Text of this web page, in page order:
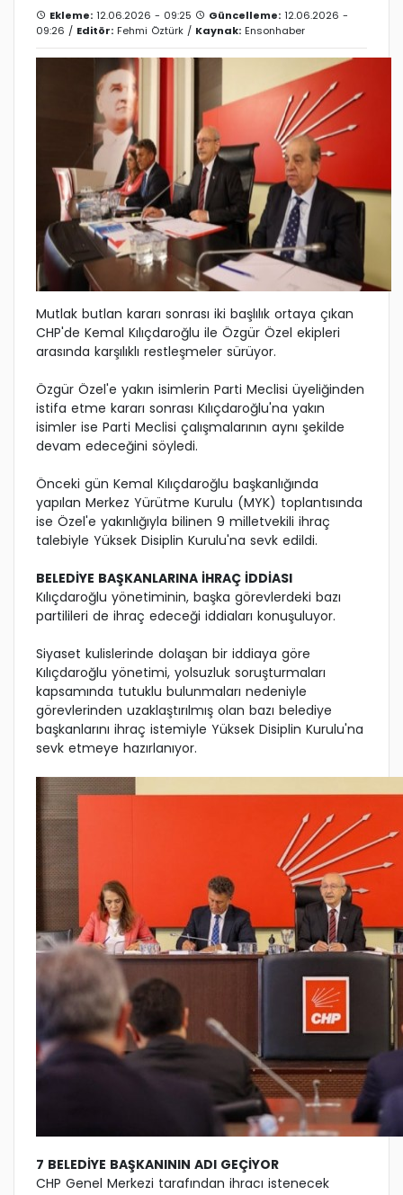
Ekleme: 12.06.2026 - 09:25 Güncelleme: 12.06.2026 -
09:26 / Editör: Fehmi Öztürk / Kaynak: Ensonhaber
Mutlak butlan kararı sonrası iki başlılık ortaya çıkan
CHP'de Kemal Kılıçdaroğlu ile Özgür Özel ekipleri
arasında karşılıklı restleşmeler sürüyor.
Özgür Özel'e yakın isimlerin Parti Meclisi üyeliğinden
istifa etme kararı sonrası Kılıçdaroğlu'na yakın
isimler ise Parti Meclisi çalışmalarının aynı şekilde
devam edeceğini söyledi.
Önceki gün Kemal Kılıçdaroğlu başkanlığında
yapılan Merkez Yürütme Kurulu (MYK) toplantısında
ise Özel'e yakınlığıyla bilinen 9 milletvekili ihraç
talebiyle Yüksek Disiplin Kurulu'na sevk edildi.
BELEDİYE BAŞKANLARINA İHRAÇ İDDİASI
Kılıçdaroğlu yönetiminin, başka görevlerdeki bazı
partilileri de ihraç edeceği iddiaları konuşuluyor.
Siyaset kulislerinde dolaşan bir iddiaya göre
Kılıçdaroğlu yönetimi, yolsuzluk soruşturmaları
kapsamında tutuklu bulunmaları nedeniyle
görevlerinden uzaklaştırılmış olan bazı belediye
başkanlarını ihraç istemiyle Yüksek Disiplin Kurulu'na
sevk etmeye hazırlanıyor.
7 BELEDİYE BAŞKANININ ADI GEÇİYOR
CHP Genel Merkezi tarafından ihracı istenecek